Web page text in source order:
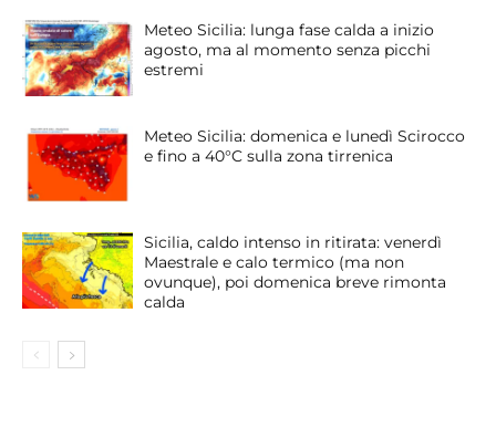
Meteo Sicilia: lunga fase calda a inizio
agosto, ma al momento senza picchi
estremi
Meteo Sicilia: domenica e lunedì Scirocco
e fino a 40°C sulla zona tirrenica
Sicilia, caldo intenso in ritirata: venerdì
Maestrale e calo termico (ma non
ovunque), poi domenica breve rimonta
calda